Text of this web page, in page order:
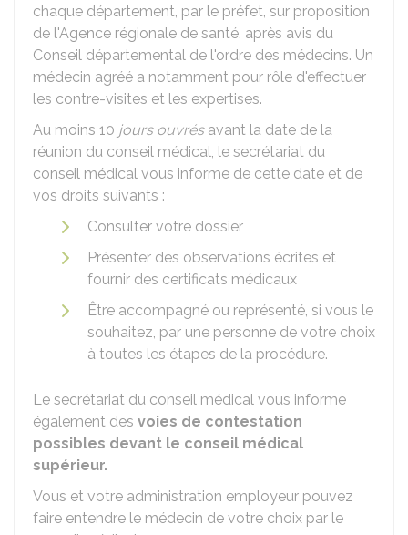
chaque département, par le préfet, sur proposition
de l'Agence régionale de santé, après avis du
Conseil départemental de l'ordre des médecins. Un
médecin agréé a notamment pour rôle d'effectuer
les contre-visites et les expertises.
Au moins 10 jours ouvrésavant la date de la
réunion du conseil médical, le secrétariat du
conseil médical vous informe de cette date et de
vos droits suivants :
Consulter votre dossier
Présenter des observations écrites et
fournir des certificats médicaux
Être accompagné ou représenté, si vous le
souhaitez, par une personne de votre choix
à toutes les étapes de la procédure.
Le secrétariat du conseil médical vous informe
également des voies de contestation
possibles devant le conseil médical
supérieur.
Vous et votre administration employeur pouvez
faire entendre le médecin de votre choix par le